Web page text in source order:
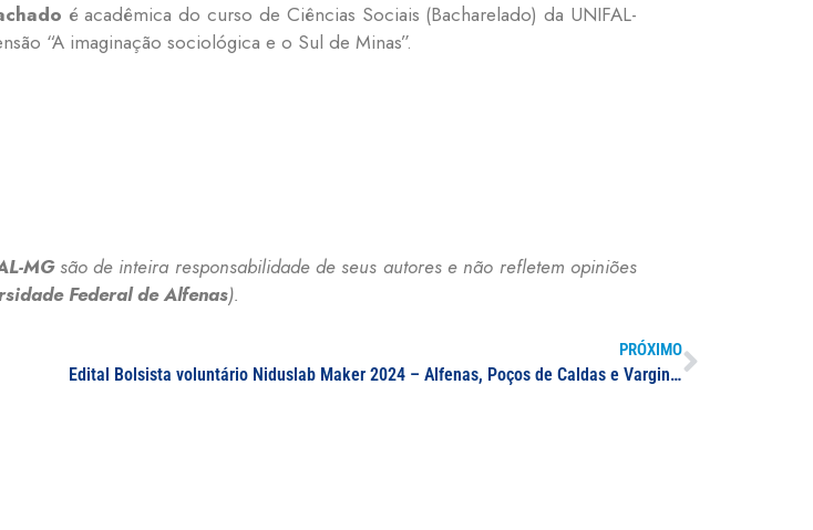
é acadêmica do curso de Ciências Sociais (Bacharelado) da UNIFAL-
“A imaginação sociológica e o Sul de Minas”.
MGsão de inteira responsabilidade de seus autores e não refletem opiniões
Federal de Alfenas).
PRÓXIMO
Edital Bolsista voluntário Niduslab Maker 2024 – Alfenas, Poços de Caldas e Varginha